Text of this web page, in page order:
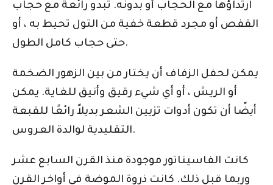
ارتداؤها مع الحجاب أو بدونه. تبدو رائعة مع حجاب
القفص أو مجرد قطعة خفية من التول تحيط به ، أو
حتى حجاب كامل الطول.
يمكن لحفل الزفاف أن يختار من بين الزهور الضخمة
أو الريش ، أو أي شيء رقيق وأنيق للغاية. يمكن
أيضًا أن تكون أدوات تزيين الشعر بديلاً رائعًا للقبعة
التقليدية لوالدة العروس.
كانت الفاسيناتور موجودة منذ القرن السابع عشر
وربما قبل ذلك. كانت ذروة الموضة في أواخر القرن